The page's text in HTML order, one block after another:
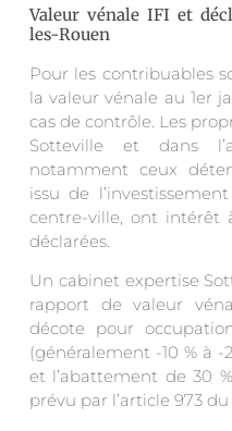
Valeur vénale IFI et
les-Rouen
Pour les contribuables
la valeur vénale au 1er
cas de contrôle. Les
Sotteville et dans
notamment ceux
issu de
centre-ville, ont intérêt
déclarées.
Un cabinet expertise
rapport de valeur
décote pour
(généralement -10 % à
et l’abattement de 30
prévu par l’article 973 du